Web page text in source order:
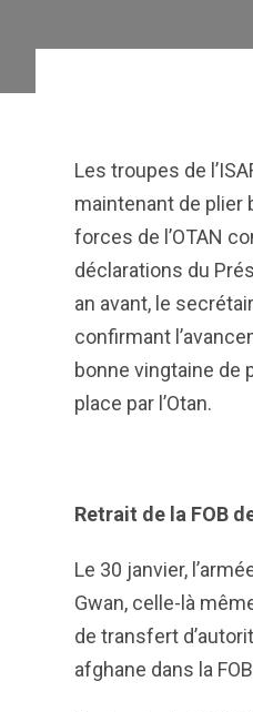
Les troupes de
maintenant de plier
forces de l’OTAN
déclarations du
an avant, le
confirmant
bonne vingtaine de
place par l’Otan.
Retrait de la FOB
Le 30 janvier,
Gwan, celle-là
de transfert
afghane dans la